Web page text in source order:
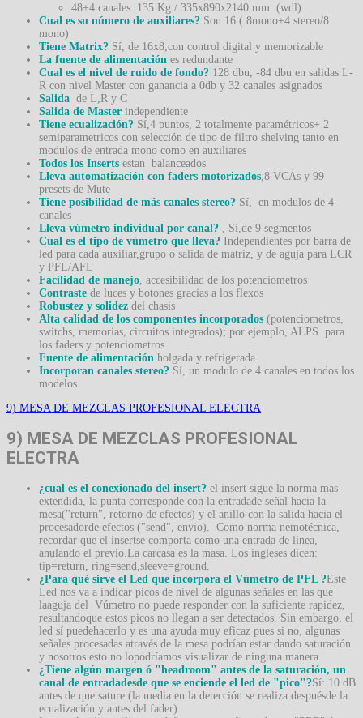
48+4 canales: 135 Kg / 335x890x2140 mm (wdl)
Cual es su número de auxiliares? Son 16 ( 8mono+4 stereo/8
mono)
Tiene Matrix? Sí, de 16x8,con control digital y memorizable
La fuente de alimentación es redundante
Cual es el nivel de ruido de fondo? 128 dbu, -84 dbu en salidas L-
R con nivel Master con ganancia a 0db y 32 canales asignados
Salida de L,R y C
Salida de Master independiente
Tiene ecualización? Sí,4 puntos, 2 totalmente paramétricos+ 2
semiparametricos con selección de tipo de filtro shelving tanto en
modulos de entrada mono como en auxiliares
Todos los Inserts estan balanceados
Lleva automatización con faders motorizados ,8 VCAs y 99
presets de Mute
Tiene posibilidad de más canales stereo? Sí, en modulos de 4
canales
Lleva vúmetro individual por canal? , Sí,de 9 segmentos
Cual es el tipo de vúmetro que lleva? Independientes por barra de
led para cada auxiliar,grupo o salida de matriz, y de aguja para LCR
y PFL/AFL
Facilidad de manejo , accesibilidad de los potenciometros
Contraste de luces y botones gracias a los flexos
Robustez y solidez del chasis
Alta calidad de los componentes incorporados (potenciometros,
switchs, memorias, circuitos integrados); por ejemplo, ALPS para
los faders y potenciometros
Fuente de alimentación holgada y refrigerada
Incorporan canales stereo? Sí, un modulo de 4 canales en todos los
modelos
9) MESA DE MEZCLAS PROFESIONAL ELECTRA
9) MESA DE MEZCLAS PROFESIONAL
ELECTRA
¿cual es el conexionado del insert? el insert sigue la norma mas
extendida, la punta corresponde con la entradade señal hacia la
mesa("return", retorno de efectos) y el anillo con la salida hacia el
procesadorde efectos ("send", envio). Como norma nemotécnica,
recordar que el insertse comporta como una entrada de linea,
anulando el previo.La carcasa es la masa. Los ingleses dicen:
tip=return, ring=send,sleeve=ground.
¿Para qué sirve el Led que incorpora el Vúmetro de PFL ?Este
Led nos va a indicar picos de nivel de algunas señales en las que
laaguja del Vúmetro no puede responder con la suficiente rapidez,
resultandoque estos picos no llegan a ser detectados. Sin embargo, el
led sí puedehacerlo y es una ayuda muy eficaz pues si no, algunas
señales procesadas através de la mesa podrían estar dando saturación
y nosotros esto no lopodríamos visualizar de ninguna manera.
¿Tiene algún margen ó "headroom" antes de la saturación, un
canal de entradadesde que se enciende el led de "pico"?Sí: 10 dB
antes de que sature (la media en la detección se realiza despuésde la
ecualización y antes del fader)